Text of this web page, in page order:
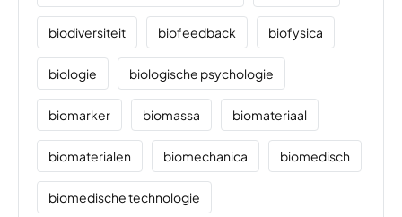
biodiversiteit biofeedback biofysica
biologie biologische psychologie
biomarker biomassa biomateriaal
biomaterialen biomechanica biomedisch
biomedische technologie